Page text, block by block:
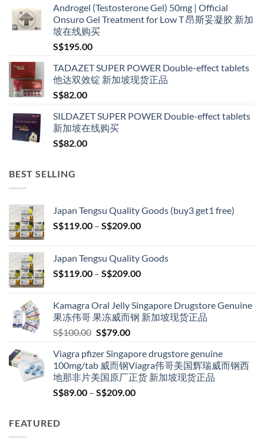
S$160.00
through
Androgel (Testosterone Gel) 50mg | Official
Onsuro Gel Treatment for Low T 昂斯妥凝胶 新加
坡在线购买
S$195.00
TADAZET SUPER POWER Double-effect tablets
他达双效锭 新加坡现货正品
S$82.00
SILDAZET SUPER POWER Double-effect tablets
新加坡在线购买
S$82.00
BEST SELLING
Japan Tengsu Quality Goods (buy3 get1 free)
S$119.00 – S$209.00Price
through
S$209.00
Japan Tengsu Quality Goods
S$119.00 – S$209.00Price
through
S$209.00
Kamagra Oral Jelly Singapore Drugstore Genuine
果冻伟哥 果冻威而钢 新加坡现货正品
S$100.00 Original
was:
S$100.00.
S$79.00Current
is:
S$79.00.
Viagra pfizer Singapore drugstore genuine
100mg/tab 威而钢Viagra伟哥美国辉瑞威而钢西
地那非片美国原厂正货 新加坡现货正品
S$89.00 – S$209.00Price
FEATURED